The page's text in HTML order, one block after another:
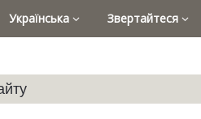
Українська Звертайтеся